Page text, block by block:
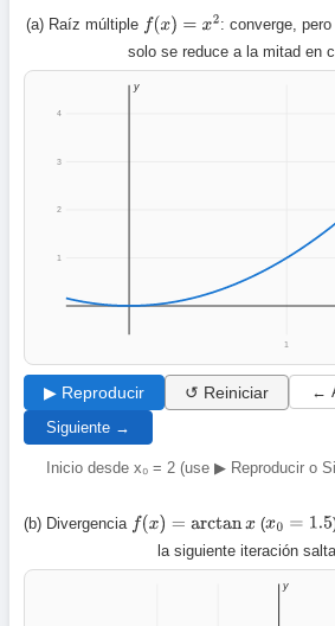
(a) Raíz múltiple f( x)=x 2
: converge,
solo se reduce a la mitad en
1
1
2
3
4
y
▶ Reproducir ↺ Reiniciar ←
Siguiente →
Inicio desde x₀ = 2 (use ▶ Reproducir o
(b) Divergencia f( x)=arctanx (x0=1.5
la siguiente iteración
y